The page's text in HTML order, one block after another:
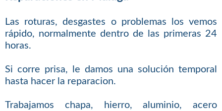
Las roturas, desgastes o problemas los vemos
rápido, normalmente dentro de las primeras 24
horas.
Si corre prisa, le damos una solución temporal
hasta hacer la reparacion.
Trabajamos chapa, hierro, aluminio, acero